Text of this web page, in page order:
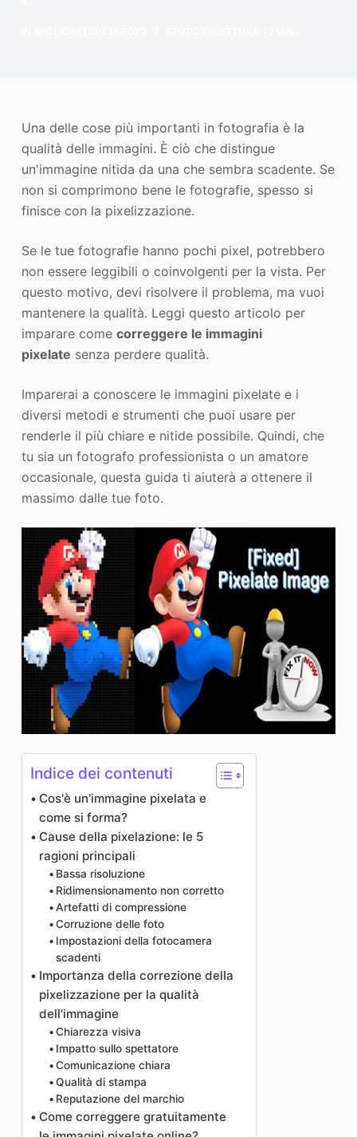
Una delle cose più importanti in fotografia è la
qualità delle immagini. È ciò che distingue
un'immagine nitida da una che sembra scadente. Se
non si comprimono bene le fotografie, spesso si
finisce con la pixelizzazione.
Se le tue fotografie hanno pochi pixel, potrebbero
non essere leggibili o coinvolgenti per la vista. Per
questo motivo, devi risolvere il problema, ma vuoi
mantenere la qualità. Leggi questo articolo per
imparare come correggere le immagini
pixelate senza perdere qualità.
Imparerai a conoscere le immagini pixelate e i
diversi metodi e strumenti che puoi usare per
renderle il più chiare e nitide possibile. Quindi, che
tu sia un fotografo professionista o un amatore
occasionale, questa guida ti aiuterà a ottenere il
massimo dalle tue foto.
Indice dei contenuti
Cos'è un'immagine pixelata e
come si forma?
Cause della pixelazione: le 5
ragioni principali
Bassa risoluzione
Ridimensionamento non corretto
Artefatti di compressione
Corruzione delle foto
Impostazioni della fotocamera
scadenti
Importanza della correzione della
pixelizzazione per la qualità
dell'immagine
Chiarezza visiva
Impatto sullo spettatore
Comunicazione chiara
Qualità di stampa
Reputazione del marchio
Come correggere gratuitamente